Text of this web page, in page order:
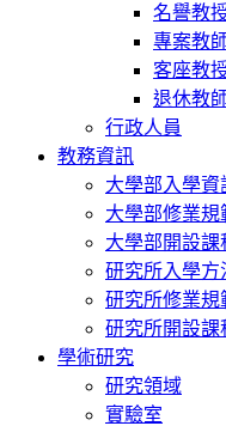
名譽教
專案教
客座教
退休教
行政人員
教務資訊
大學部入學資
大學部修業規
大學部開設課
研究所入學方
研究所修業規
研究所開設課
學術研究
研究領域
實驗室